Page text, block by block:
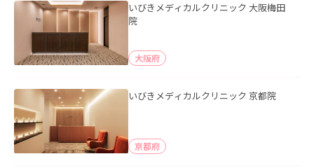
いびきメディカルクリニック 大阪梅田
院
大阪府
いびきメディカルクリニック 京都院
京都府